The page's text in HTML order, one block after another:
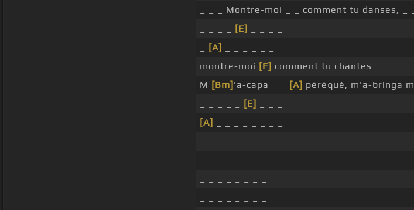
_ _ _ Montre-moi _ _ comment tu danses, _
[E]
[A]
montre-moi [F] comment tu chantes
M [Bm] 'a-capa _ _ [A] péréqué, m'a-bringa
[E]
[A]